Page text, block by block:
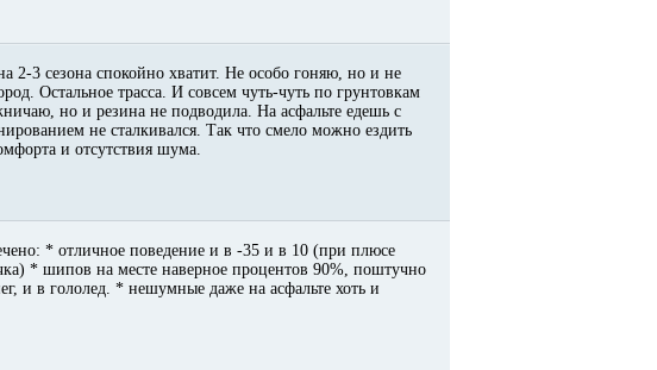
2-3 сезона спокойно хватит. Не особо гоняю, но и не
Остальное трасса. И совсем чуть-чуть по грунтовкам
но и резина не подводила. На асфальте едешь с
не сталкивался. Так что смело можно ездить
и отсутствия шума.
* отличное поведение и в -35 и в 10 (при плюсе
* шипов на месте наверное процентов 90%, поштучно
и в гололед. * нешумные даже на асфальте хоть и